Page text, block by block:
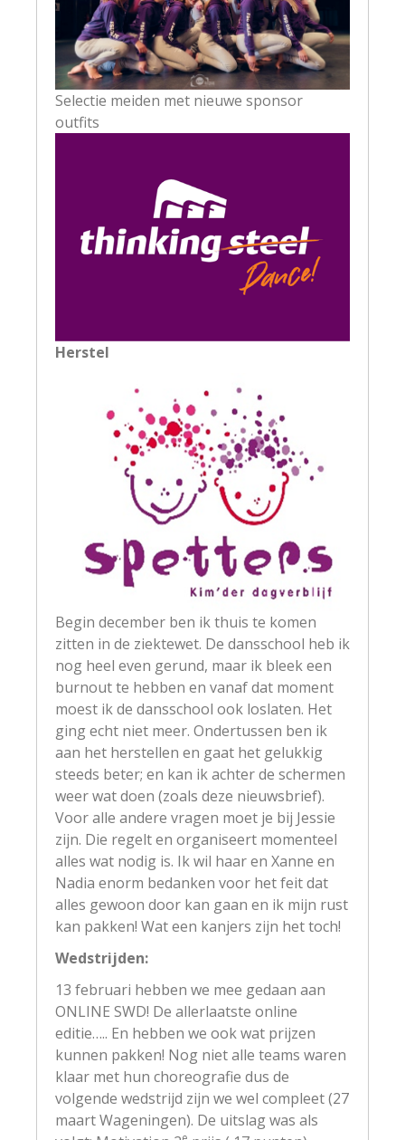
Selectie meiden met nieuwe sponsor
outfits
Herstel
Begin december ben ik thuis te komen
zitten in de ziektewet. De dansschool heb ik
nog heel even gerund, maar ik bleek een
burnout te hebben en vanaf dat moment
moest ik de dansschool ook loslaten. Het
ging echt niet meer. Ondertussen ben ik
aan het herstellen en gaat het gelukkig
steeds beter; en kan ik achter de schermen
weer wat doen (zoals deze nieuwsbrief).
Voor alle andere vragen moet je bij Jessie
zijn. Die regelt en organiseert momenteel
alles wat nodig is. Ik wil haar en Xanne en
Nadia enorm bedanken voor het feit dat
alles gewoon door kan gaan en ik mijn rust
kan pakken! Wat een kanjers zijn het toch!
Wedstrijden:
13 februari hebben we mee gedaan aan
ONLINE SWD! De allerlaatste online
editie….. En hebben we ook wat prijzen
kunnen pakken! Nog niet alle teams waren
klaar met hun choreografie dus de
volgende wedstrijd zijn we wel compleet (27
maart Wageningen). De uitslag was als